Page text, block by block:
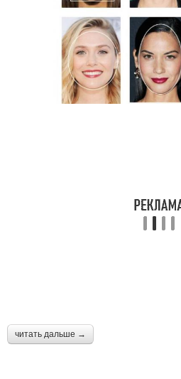
читать дальше →